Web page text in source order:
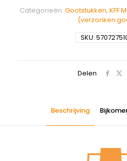
SKU:
Categorieën: Gootstukken, KFF
(verzonken
Delen
Beschrijving